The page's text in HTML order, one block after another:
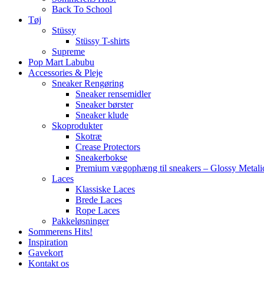
Back To School
Tøj
Stüssy
Stüssy T-shirts
Supreme
Pop Mart Labubu
Accessories & Pleje
Sneaker Rengøring
Sneaker rensemidler
Sneaker børster
Sneaker klude
Skoprodukter
Skotræ
Crease Protectors
Sneakerbokse
Premium vægophæng til sneakers – Glossy
Laces
Klassiske Laces
Brede Laces
Rope Laces
Pakkeløsninger
Sommerens Hits!
Inspiration
Gavekort
Kontakt os